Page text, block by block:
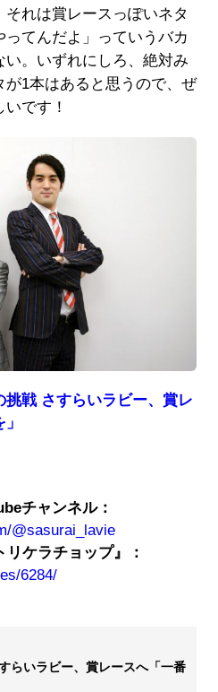
れは賞レースっぽいネタ
てんだよ」っていうバカ
。いずれにしろ、絶対み
1本はあると思うので、ぜ
です！
挑戦 さすらいラビー、賞レ
チャンネル：
@sasurai_lavie
ケラチョップ』：
6284/
いラビー、賞レースへ「一番